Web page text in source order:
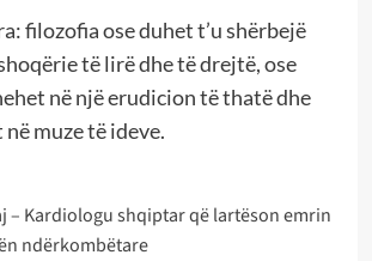
filozofia ose duhet t’u shërbejë
të lirë dhe të drejtë, ose
në një erudicion të thatë dhe
muze të ideve.
– Kardiologu shqiptar që lartëson emrin
ndërkombëtare